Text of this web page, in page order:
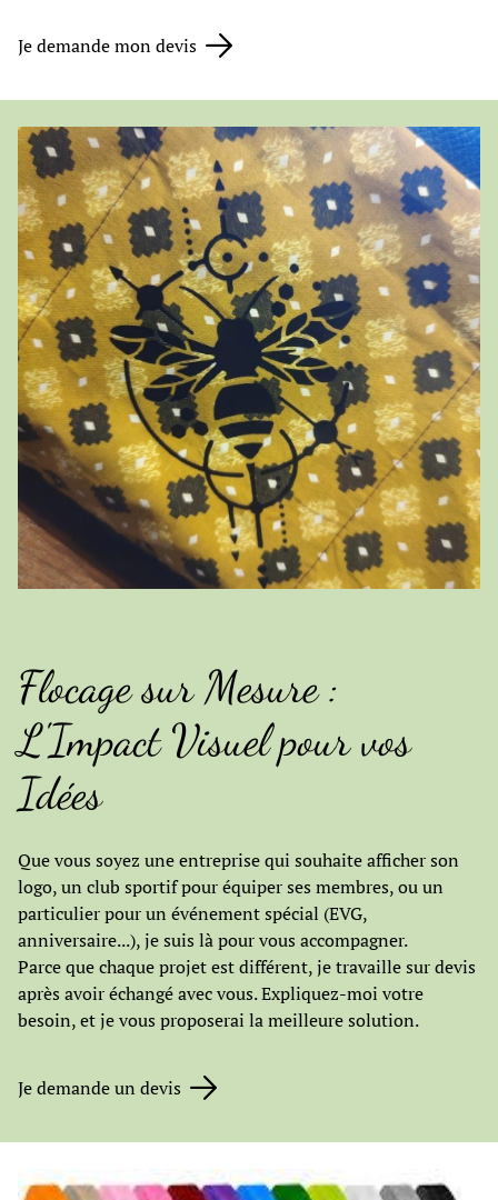
Je demande mon devis
Flocage sur Mesure :
L'Impact Visuel pour vos
Idées
Que vous soyez une entreprise qui souhaite afficher son
logo, un club sportif pour équiper ses membres, ou un
particulier pour un événement spécial (EVG,
anniversaire...), je suis là pour vous accompagner.
Parce que chaque projet est différent, je travaille sur devis
après avoir échangé avec vous. Expliquez-moi votre
besoin, et je vous proposerai la meilleure solution.
Je demande un devis